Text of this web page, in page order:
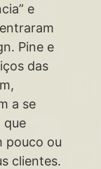
e
Pine e
das
a se
que
pouco ou
clientes.